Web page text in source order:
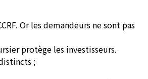
Or les demandeurs ne sont pas
protège les investisseurs.
;